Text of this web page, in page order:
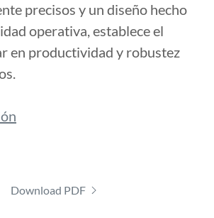
precisos y un diseño hecho
operativa, establece el
en productividad y robustez
Download PDF